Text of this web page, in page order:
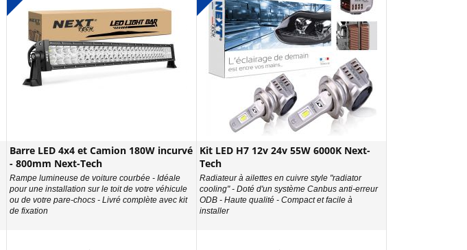
Barre LED 4x4 et Camion 180W incurvé
- 800mm Next-Tech
Rampe lumineuse de voiture courbée - Idéale
pour une installation sur le toit de votre véhicule
ou de votre pare-chocs - Livré complète avec kit
de fixation
Kit LED H7 12v 24v 55W 6000K Next-
Tech
Radiateur à ailettes en cuivre style "radiator
cooling" - Doté d'un système Canbus anti-erreur
ODB - Haute qualité - Compact et facile à
installer